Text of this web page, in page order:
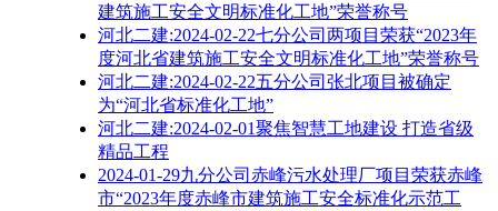
建筑施工安全文明标准化工地”荣誉称号
河北二建:2024-02-22七分公司两项目荣获“2023年
度河北省建筑施工安全文明标准化工地”荣誉称号
河北二建:2024-02-22五分公司张北项目被确定
为“河北省标准化工地”
河北二建:2024-02-01聚焦智慧工地建设 打造省级
精品工程
2024-01-29九分公司赤峰污水处理厂项目荣获赤峰
市“2023年度赤峰市建筑施工安全标准化示范工